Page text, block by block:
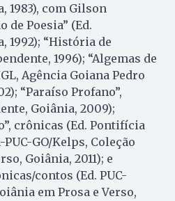
1983), com Gilson
de Poesia” (Ed.
1992); “História de
1996); “Algemas de
Agência Goiana Pedro
“Paraíso Profano”,
Goiânia, 2009);
crônicas (Ed. Pontifícia
GO/Kelps, Coleção
Goiânia, 2011); e
contos (Ed. PUC-
em Prosa e Verso,